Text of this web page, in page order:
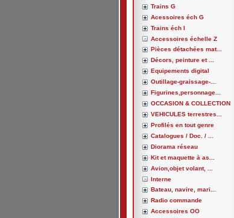
Trains G
Acessoires éch G
Trains éch I
Accessoires échelle Z
Pièces détachées mat...
Décors, peinture et ...
Equipements digital
Outillage-graissage-...
Figurines,personnage...
OCCASION & COLLECTION
VEHICULES terrestres...
Profilés en tout genre
Catalogues / Doc. / ...
Diorama réseau
Kit et maquette à as...
Avion,objet volant, ...
Interne
Bateau, navire, mari...
Radio commande
Accessoires OO